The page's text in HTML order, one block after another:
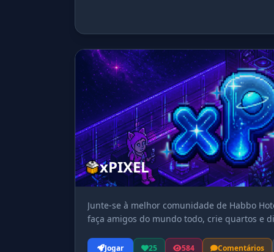
xPIXEL
Junte-se à melhor comunidade de Habbo
faça amigos do mundo todo, crie quartos e
Jogar 25 584 Comentários